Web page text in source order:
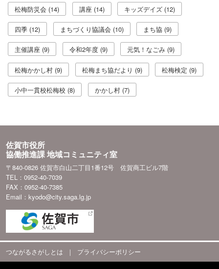
松梅防災会 (14) 講座 (14) キッズデイズ (12)
四季 (12) まちづくり協議会 (10) まち協 (9)
主催講座 (9) 令和2年度 (9) 元気！なごみ (9)
松梅かかし村 (9) 松梅まち協だより (9) 松梅検定 (9)
小中一貫校松梅校 (8) かかし村 (7)
佐賀市役所
協働推進課 地域コミュニティ室
〒840-0826 佐賀市白山二丁目1番12号 佐賀商工ビル7階
TEL：0952-40-7039
FAX：0952-40-7385
Email：kyodo@city.saga.lg.jp
つながるさがしとは ｜ プライバシーポリシー